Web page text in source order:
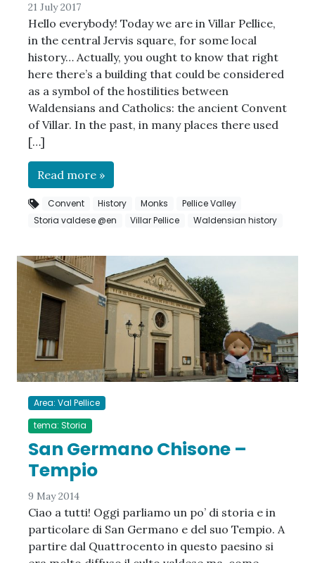
21 July 2017
Hello everybody! Today we are in Villar Pellice,
in the central Jervis square, for some local
history… Actually, you ought to know that right
here there’s a building that could be considered
as a symbol of the hostilities between
Waldensians and Catholics: the ancient Convent
of Villar. In the past, in many places there used
[…]
Read more »
Convent History Monks
Pellice Valley
Storia valdese @en
Villar Pellice Waldensian history
Area: Val Pellice
tema: Storia
San Germano Chisone –
Tempio
9 May 2014
Ciao a tutti! Oggi parliamo un po’ di storia e in
particolare di San Germano e del suo Tempio. A
partire dal Quattrocento in questo paesino si